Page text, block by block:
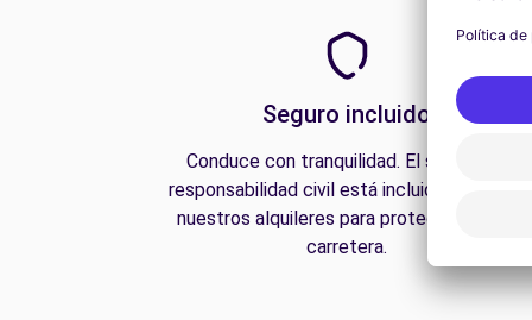
Seguro incluido
Conduce con tranquilidad. El seguro de
responsabilidad civil está incluido en todos
nuestros alquileres para protegerte en la
carretera.